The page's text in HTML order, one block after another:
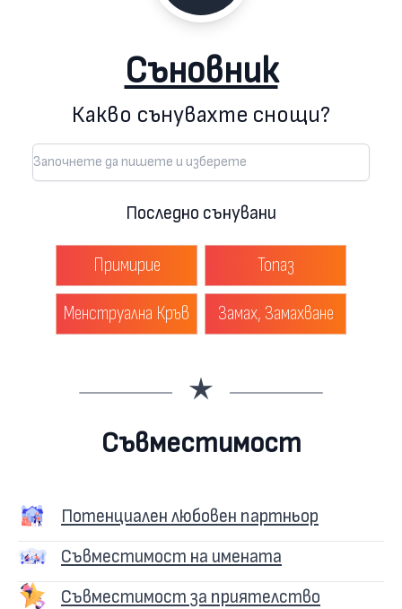
Съновник
Какво сънувахте снощи?
Последно сънувани
Примирие
Топаз
Менструална Кръв
Замах, Замахване
Съвместимост
Потенциален любовен партньор
Съвместимост на имената
Съвместимост за приятелство